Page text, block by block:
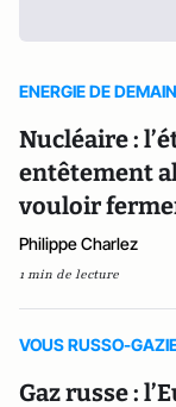
ENERGIE DE DEMAIN
Nucléaire :
entêtement
vouloir
Philippe Charlez
1 min de lecture
VOUS RUSSO-
Gaz russe :